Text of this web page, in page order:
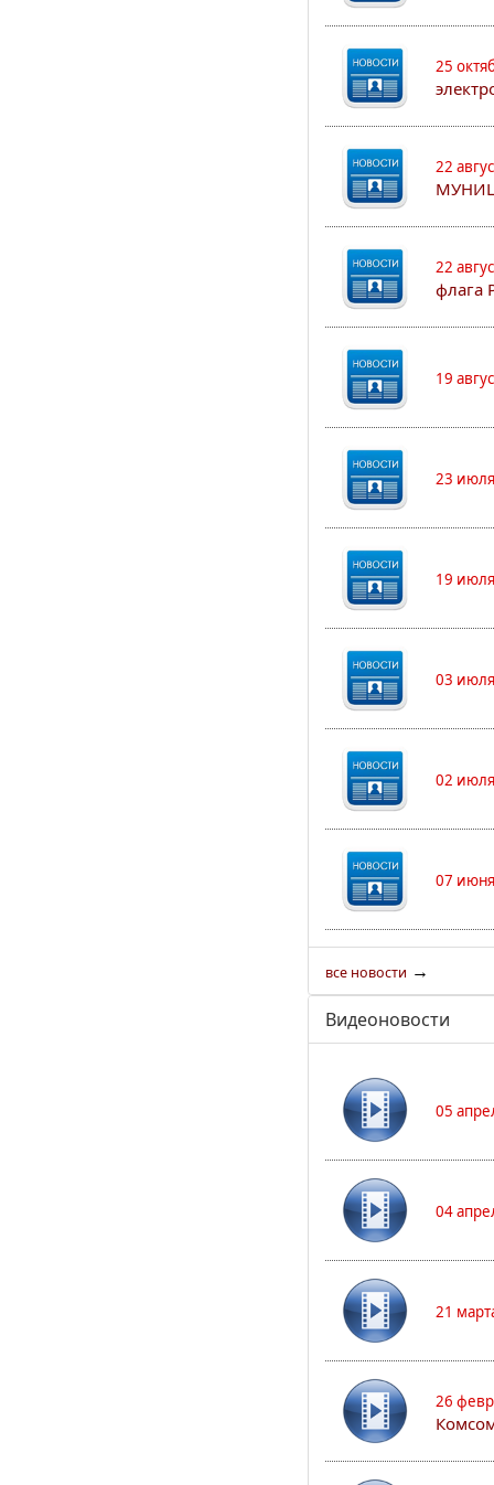
25
22
22
флага
19
23
19
03
02
07
все новости →
Видеоновости
05
04
21
26